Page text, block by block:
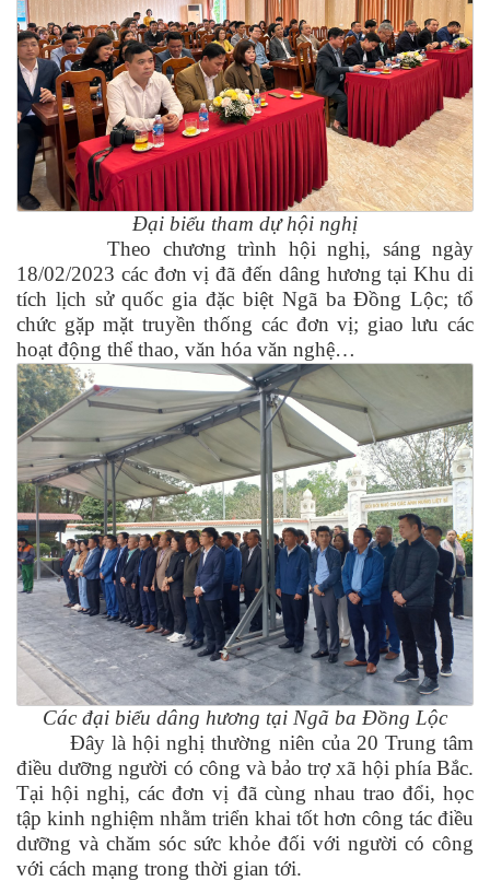
Đại biểu tham dự hội nghị
Theo chương trình hội nghị, sáng ngày
18/02/2023 các đơn vị đã đến dâng hương tại Khu di
tích lịch sử quốc gia đặc biệt Ngã ba Đồng Lộc; tổ
chức gặp mặt truyền thống các đơn vị; giao lưu các
hoạt động thể thao, văn hóa văn nghệ…
Các đại biểu dâng hương tại Ngã ba Đồng Lộc
Đây là hội nghị thường niên của 20 Trung tâm
điều dưỡng người có công và bảo trợ xã hội phía Bắc.
Tại hội nghị, các đơn vị đã cùng nhau trao đổi, học
tập kinh nghiệm nhằm triển khai tốt hơn công tác điều
dưỡng và chăm sóc sức khỏe đối với người có công
với cách mạng trong thời gian tới.